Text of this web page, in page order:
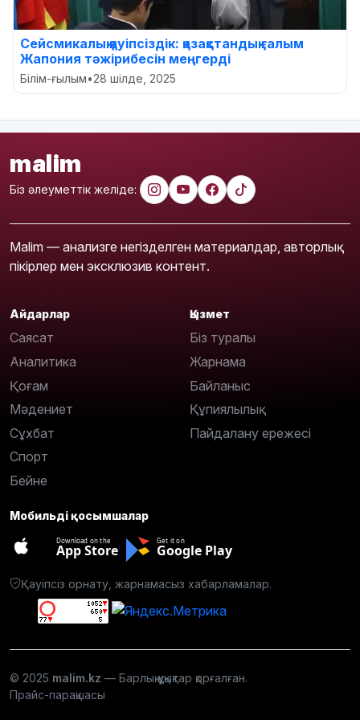
Сейсмикалық қауіпсіздік: қазақстандық ғалым
Жапония тәжірибесін меңгерді
Білім-ғылым•28 шілде, 2025
malim
Біз әлеуметтік желіде:
Malim — анализге негізделген материалдар, авторлық
пікірлер мен эксклюзив контент.
Айдарлар
Саясат
Аналитика
Қоғам
Мәдениет
Сұхбат
Спорт
Бейне
Қызмет
Біз туралы
Жарнама
Байланыс
Құпиялылық
Пайдалану ережесі
Мобильді қосымшалар
Download on the
App Store
Get it on
Google Play
Қауіпсіз орнату, жарнамасыз хабарламалар.
© 2025 malim.kz — Барлық құқықтар қорғалған.
Прайс-парақшасы